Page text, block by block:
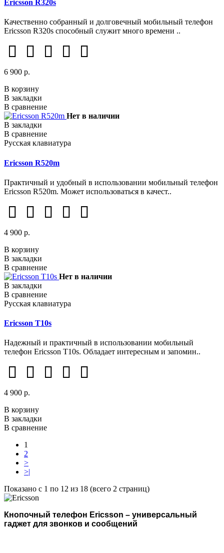
Ericsson R320s
Качественно собранный и долговечный мобильный телефон
Ericsson R320s способный служит много времени ..
6 900 р.
В корзину
В закладки
В сравнение
Нет в наличии
В закладки
В сравнение
Русская клавиатура
Ericsson R520m
Практичный и удобный в использовании мобильный телефон
Ericsson R520m. Может использоваться в качест..
4 900 р.
В корзину
В закладки
В сравнение
Нет в наличии
В закладки
В сравнение
Русская клавиатура
Ericsson T10s
Надежный и практичный в использовании мобильный
телефон Ericsson T10s. Обладает интересным и запомин..
4 900 р.
В корзину
В закладки
В сравнение
1
2
>
>|
Показано с 1 по 12 из 18 (всего 2 страниц)
Кнопочный телефон Ericsson – универсальный
гаджет для звонков и сообщений